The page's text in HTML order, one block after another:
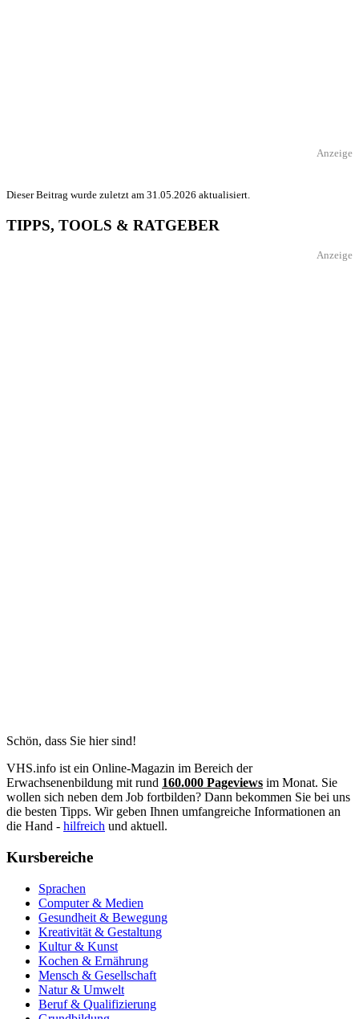
Anzeige
Dieser Beitrag wurde zuletzt am 31.05.2026 aktualisiert.
TIPPS, TOOLS & RATGEBER
Anzeige
Schön, dass Sie hier sind!
VHS.info ist ein Online-Magazin im Bereich der
Erwachsenenbildung mit rund 160.000 Pageviews im Monat. Sie
wollen sich neben dem Job fortbilden? Dann bekommen Sie bei uns
die besten Tipps. Wir geben Ihnen umfangreiche Informationen an
die Hand - hilfreich und aktuell.
Kursbereiche
Sprachen
Computer & Medien
Gesundheit & Bewegung
Kreativität & Gestaltung
Kultur & Kunst
Kochen & Ernährung
Mensch & Gesellschaft
Natur & Umwelt
Beruf & Qualifizierung